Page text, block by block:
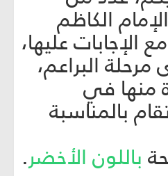
الكاظم
الإجابات عليها،
البراعم،
منها في
بالمناسبة
باللون الأخضر.